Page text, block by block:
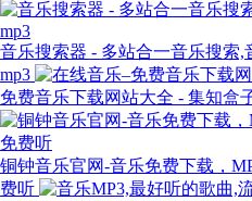
音乐搜索器 - 多站合一音乐搜索
mp3
免费音乐下载网站大全 - 集知盒
铜钟音乐官网-音乐免费下载，
费听